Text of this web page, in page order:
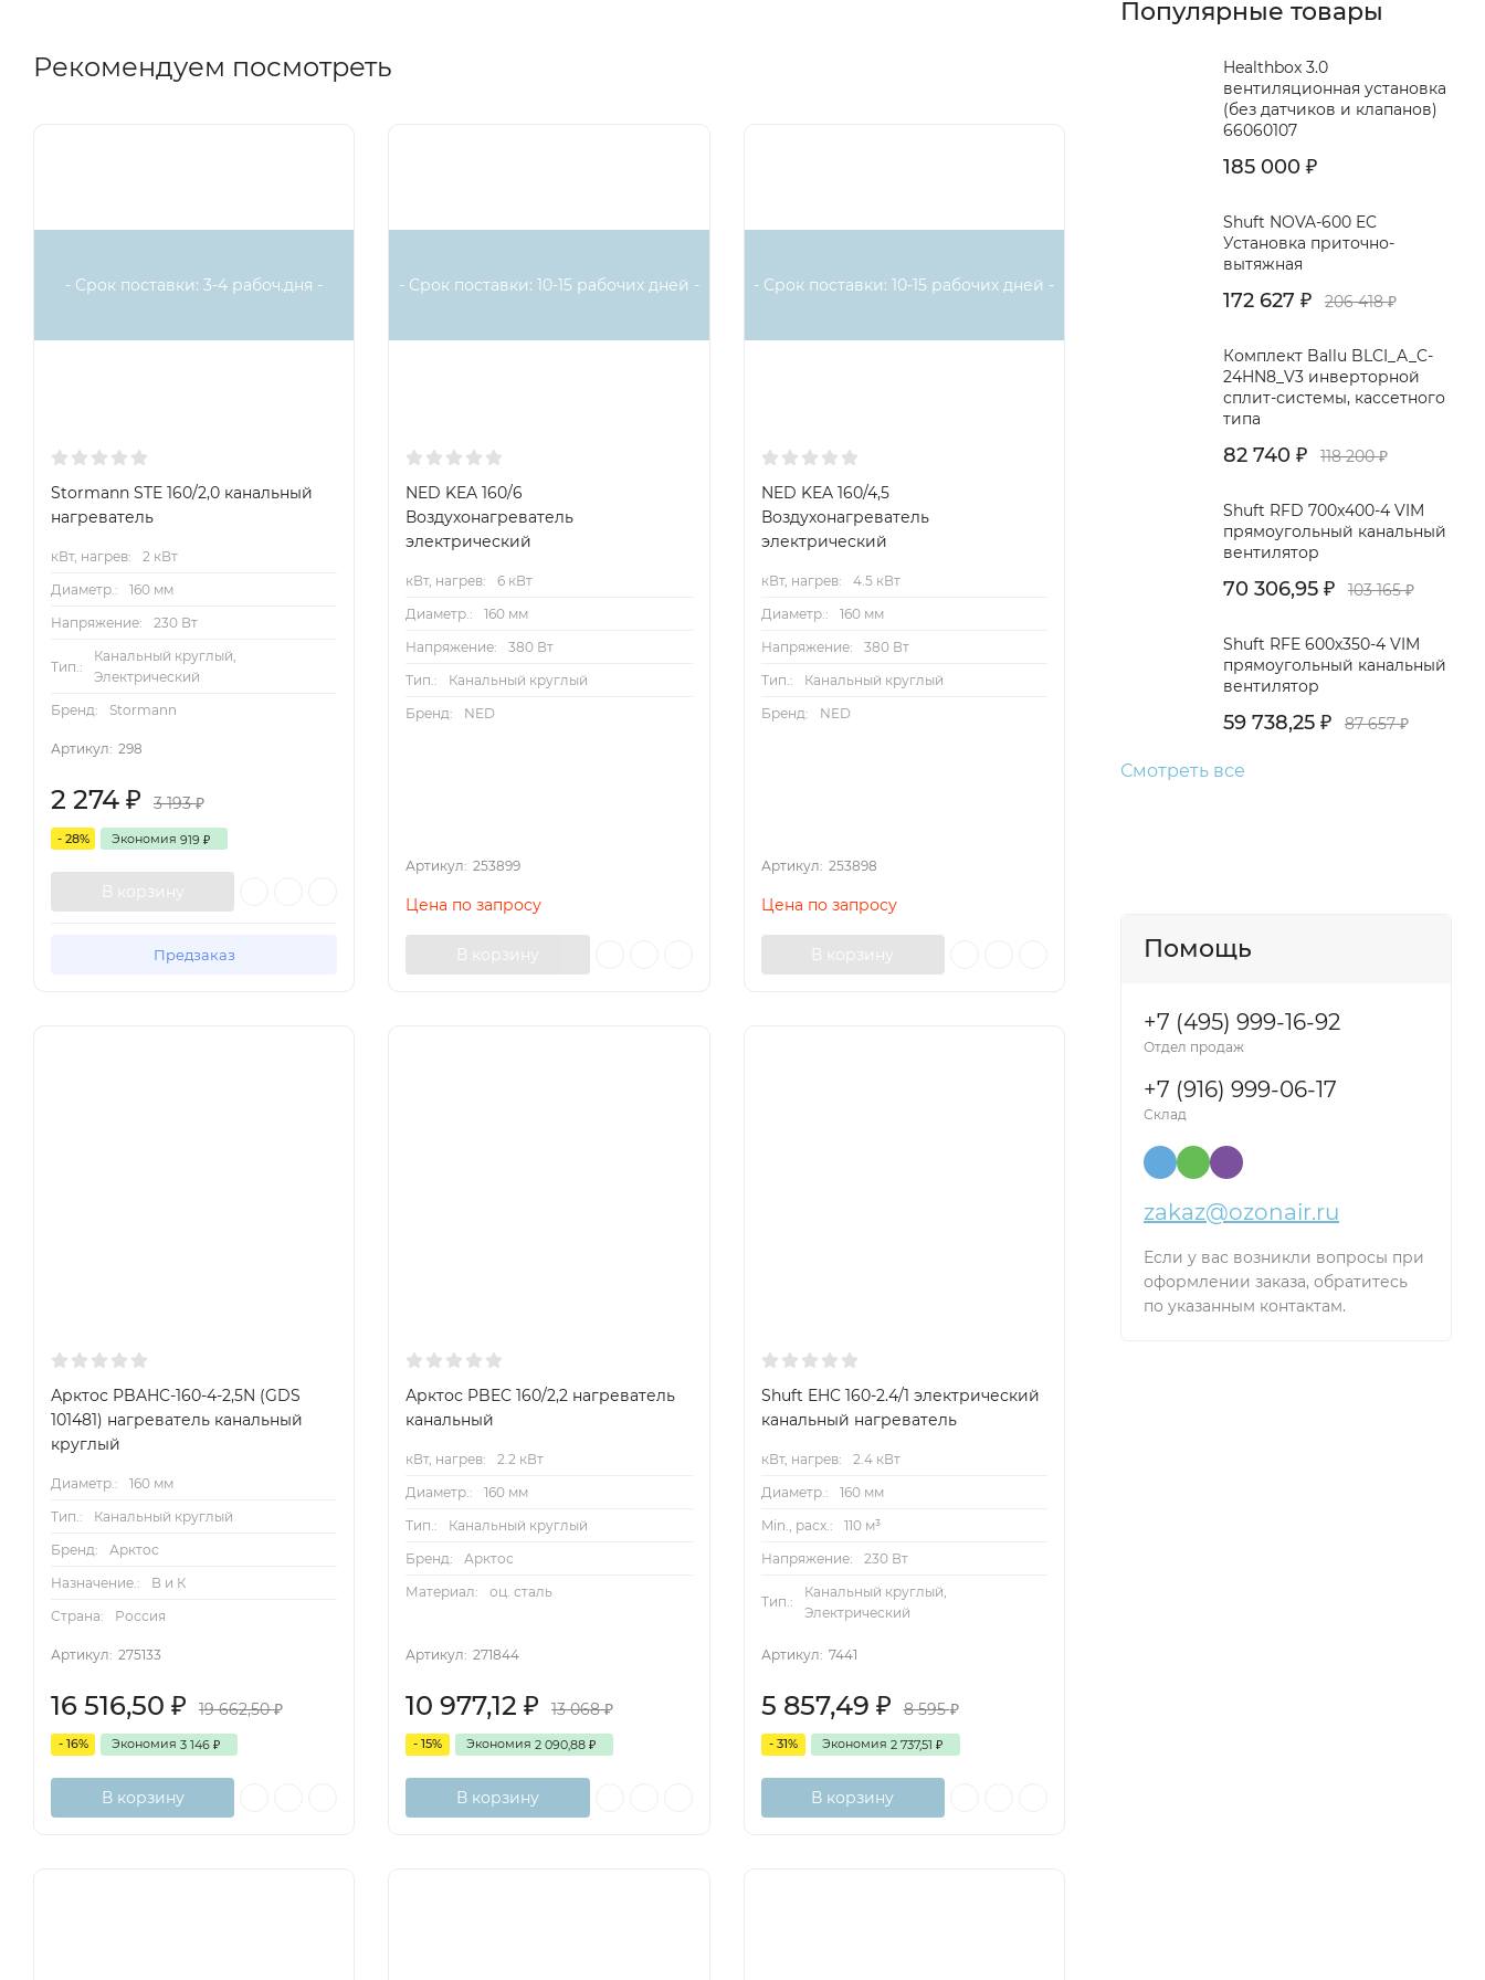
Все канальные нагреватели имеют встроенную защиту от перегрева, В составе электрокалорифера есть два независимых
- Нагревательные элементы из нержавеющей стали
- Регулировка температуры
- Степень защиты IP 43
Габаритные размеры
Схемы подключения круглых нагревателей STE
Технические характеристики круглых электрических нагревателей серии STE
Рекомендуем посмотреть
- Срок поставки: 3-4 рабоч.дня -
Stormann STE 160/2,0 канальный
нагреватель
кВт, нагрев:
2 кВт
Диаметр.:
160 мм
Напряжение:
230 Вт
Тип.:
Канальный круглый,
Электрический
Бренд:
Stormann
Артикул: 298
2 274 ₽ 3 193₽
- 28% Экономия 919 ₽
В корзину
Предзаказ
- Срок поставки: 10-15 рабочих дней -
NED KEA 160/6
Воздухонагреватель
электрический
кВт, нагрев:
6 кВт
Диаметр.:
160 мм
Напряжение:
380 Вт
Тип.:
Канальный круглый
Бренд:
NED
Артикул: 253899
Цена по запросу
В корзину
- Срок поставки: 10-15 рабочих дней -
NED KEA 160/4,5
Воздухонагреватель
электрический
кВт, нагрев:
4.5 кВт
Диаметр.:
160 мм
Напряжение:
380 Вт
Тип.:
Канальный круглый
Бренд:
NED
Артикул: 253898
Цена по запросу
В корзину
Арктос PBAHC-160-4-2,5N (GDS
101481) нагреватель канальный
круглый
Диаметр.:
160 мм
Тип.:
Канальный круглый
Бренд:
Арктос
Назначение.:
В и К
Страна:
Россия
Артикул: 275133
16 516,50 ₽ 19 662,50₽
- 16% Экономия 3 146 ₽
В корзину
Арктос PBEC 160/2,2 нагреватель
канальный
кВт, нагрев:
2.2 кВт
Диаметр.:
160 мм
Тип.:
Канальный круглый
Бренд:
Арктос
Материал:
оц. сталь
Артикул: 271844
10 977,12₽ 13 068₽
- 15% Экономия2 090,88₽
В корзину
Shuft EHC 160-2.4/1 электрический
канальный нагреватель
кВт, нагрев:
2.4 кВт
Диаметр.:
160 мм
Min., расх.:
110 м³
Напряжение:
230 Вт
Тип.:
Канальный круглый,
Электрический
Артикул: 7441
5 857,49 ₽ 8 595₽
- 31% Экономия 2 737,51 ₽
В корзину
Популярные товары
Healthbox 3.0
вентиляционная установка
(без датчиков и клапанов)
66060107
185 000 ₽
Shuft NOVA-600 EC
Установка приточно-
вытяжная
172 627 ₽ 206 418₽
Комплект Ballu BLCI_A_C-
24HN8_V3 инверторной
сплит-системы, кассетного
типа
82 740 ₽ 118 200₽
Shuft RFD 700x400-4 VIM
прямоугольный канальный
вентилятор
70 306,95 ₽ 103 165₽
Shuft RFE 600x350-4 VIM
прямоугольный канальный
вентилятор
59 738,25 ₽ 87 657₽
Смотреть все
Помощь
+7 (495) 999-16-92
Отдел продаж
+7 (916) 999-06-17
Склад
zakaz@ozonair.ru
Если у вас возникли вопросы при
оформлении заказа, обратитесь
по указанным контактам.